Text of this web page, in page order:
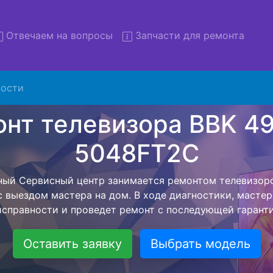
Отвечаем на вопросы Запчасти для ремонта
телевизоров BBK
с вывозом в
BBK 49LEX-5048FT2C с вывозом в сервисный
бесплатной услуги, специалист заберет Ваш
более детального ремонта. Оговоренная
неизменно при возвращении видеотехники
Оставить заявку Выбрать модель